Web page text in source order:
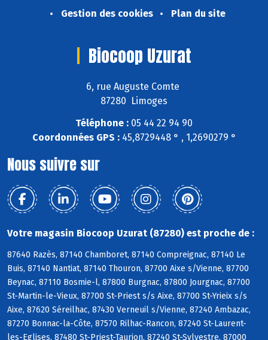
Gestion des cookies
Plan du site
Biocoop Uzurat
6, rue Auguste Comte
87280 Limoges
Téléphone : 05 44 22 94 90
Coordonnées GPS :45,8729448 ° , 1,2690279 °
Nous suivre sur
Votre magasin Biocoop Uzurat (87280) est proche de :
87640 Razès, 87140 Chamboret, 87140 Compreignac, 87140 Le
Buis, 87140 Nantiat, 87140 Thouron, 87700 Aixe s/Vienne, 87700
Beynac, 87110 Bosmie-l, 87800 Burgnac, 87800 Jourgnac, 87700
St-Martin-le-Vieux, 87700 St-Priest s/s Aixe, 87700 St-Yrieix s/s
Aixe, 87620 Séreilhac, 87430 Verneuil s/Vienne, 87240 Ambazac,
87270 Bonnac-la-Côte, 87570 Rilhac-Rancon, 87240 St-Laurent-
les-Eglises, 87480 St-Priest-Taurion, 87240 St-Sylvestre, 87000